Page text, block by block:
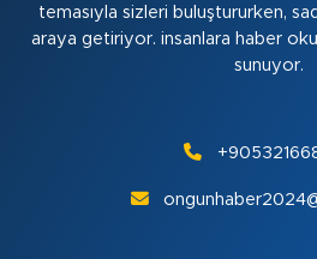
temasıyla sizleri buluştururken,
araya getiriyor. insanlara haber
sunuyor.